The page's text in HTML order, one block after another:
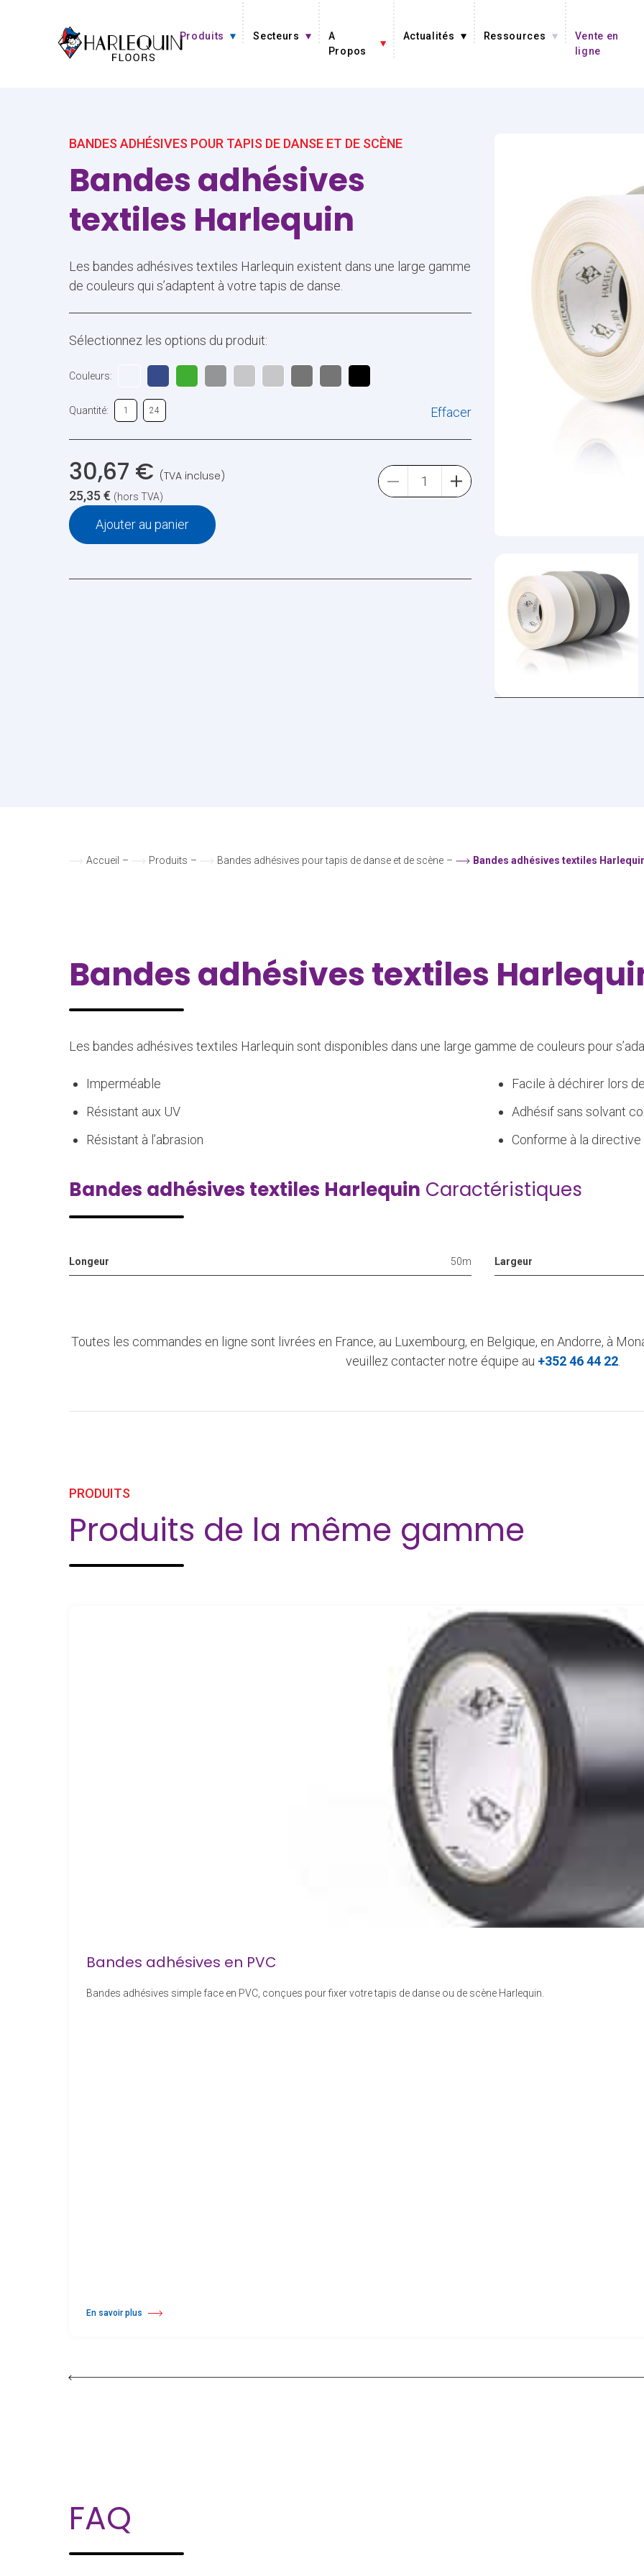
Produits Secteurs
A
Propos
Actualités Ressources
Vente en
ligne
BANDES ADHÉSIVES POUR TAPIS DE DANSE ET DE SCÈNE
Bandes adhésives
textiles Harlequin
Les bandes adhésives textiles Harlequin existent dans une large gamme
de couleurs qui s’adaptent à votre tapis de danse.
Sélectionnez les options du produit:
Couleurs:
Quantité: 1 24 Effacer
30,67 € (TVA incluse)
25,35 € (hors TVA)
Ajouter au panier
Accueil – Produits – Bandes adhésives pour tapis de danse et de scène – Bandes adhésives textiles
Bandes adhésives textiles
Les bandes adhésives textiles Harlequin sont disponibles dans une large gamme de couleurs pour
Imperméable
Résistant aux UV
Résistant à l’abrasion
Facile à déchirer lors
Adhésif sans solvant
Conforme à la directive
Bandes adhésives textiles Harlequin Caractéristiques
Longeur 50m Largeur
Toutes les commandes en ligne sont livrées en France, au Luxembourg, en Belgique, en Andorre, à
veuillez contacter notre équipe au +352 46 44 22
PRODUITS
Produits de la même gamme
Bandes adhésives en PVC
Bandes adhésives simple face en PVC, conçues pour fixer votre tapis de danse ou de scène Harlequin.
En savoir plus
à propos Bandes adhésives en PVC
FAQ